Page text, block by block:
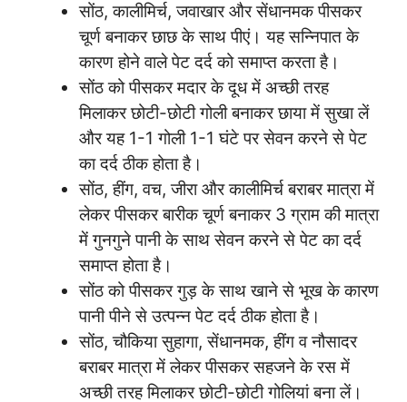
सोंठ, कालीमिर्च, जवाखार और सेंधानमक पीसकर
चूर्ण बनाकर छाछ के साथ पीएं। यह सन्निपात के
कारण होने वाले पेट दर्द को समाप्त करता है।
सोंठ को पीसकर मदार के दूध में अच्छी तरह
मिलाकर छोटी-छोटी गोली बनाकर छाया में सुखा लें
और यह 1-1 गोली 1-1 घंटे पर सेवन करने से पेट
का दर्द ठीक होता है।
सोंठ, हींग, वच, जीरा और कालीमिर्च बराबर मात्रा में
लेकर पीसकर बारीक चूर्ण बनाकर 3 ग्राम की मात्रा
में गुनगुने पानी के साथ सेवन करने से पेट का दर्द
समाप्त होता है।
सोंठ को पीसकर गुड़ के साथ खाने से भूख के कारण
पानी पीने से उत्पन्न पेट दर्द ठीक होता है।
सोंठ, चौकिया सुहागा, सेंधानमक, हींग व नौसादर
बराबर मात्रा में लेकर पीसकर सहजने के रस में
अच्छी तरह मिलाकर छोटी-छोटी गोलियां बना लें।